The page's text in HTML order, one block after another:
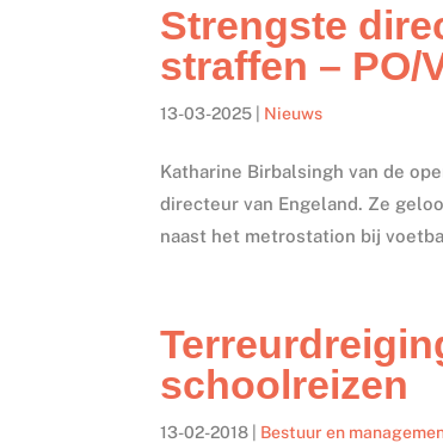
Strengste
straffen – PO/
13-03-2025 Nieuws
Katharine Birbalsingh van de
directeur van Engeland. Ze
naast het metrostation bij
schoolreizen
13-02-2018 Bestuur en